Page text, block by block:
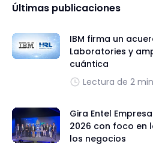
Últimas publicaciones
IBM firma un
Laboratories y
cuántica
Lectura de 2
Gira Entel
2026 con foco en
los negocios